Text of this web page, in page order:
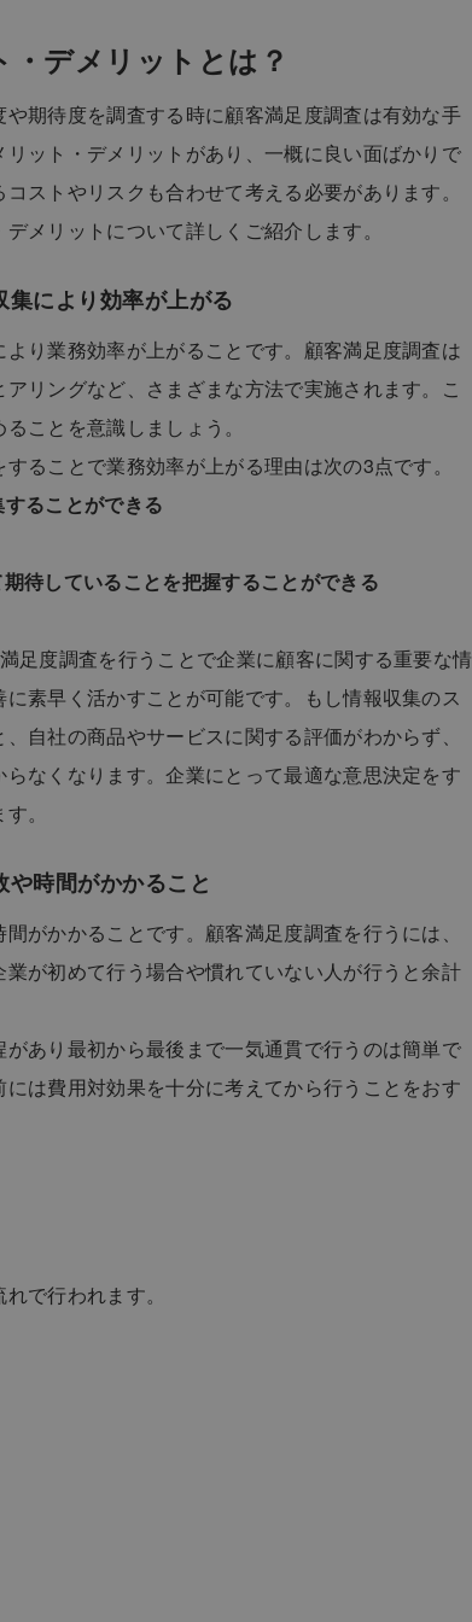
デメリットとは？
期待度を調査する時に顧客満足度調査は有効な手
ット・デメリットがあり、一概に良い面ばかりで
ストやリスクも合わせて考える必要があります。
メリットについて詳しくご紹介します。
により効率が上がる
り業務効率が上がることです。顧客満足度調査は
リングなど、さまざまな方法で実施されます。こ
ことを意識しましょう。
ることで業務効率が上がる理由は次の3点です。
ることができる
待していることを把握することができる
足度調査を行うことで企業に顧客に関する重要な情
素早く活かすことが可能です。もし情報収集のス
自社の商品やサービスに関する評価がわからず、
なくなります。企業にとって最適な意思決定をす
。
時間がかかること
がかかることです。顧客満足度調査を行うには、
が初めて行う場合や慣れていない人が行うと余計
あり最初から最後まで一気通貫で行うのは簡単で
は費用対効果を十分に考えてから行うことをおす
で行われます。